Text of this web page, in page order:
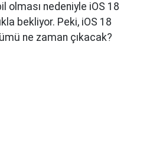
olması nedeniyle iOS 18
bekliyor. Peki, iOS 18
ne zaman çıkacak?